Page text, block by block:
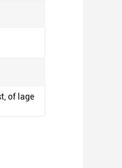
of lage